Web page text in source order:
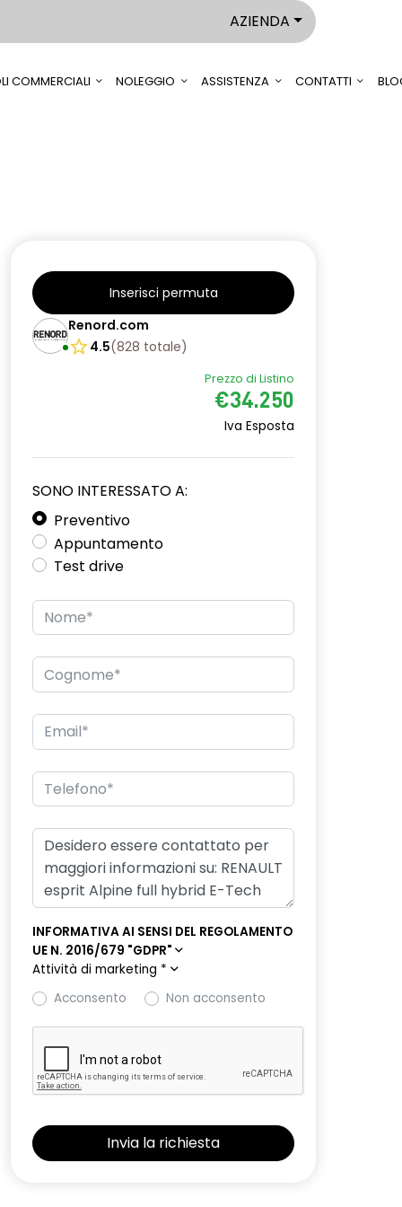
AZIENDA
COMMERCIALI NOLEGGIO ASSISTENZA CONTATTI
Inserisci permuta
Renord.com
4.5(828 totale)
Prezzo di Listino
€34.250
Iva Esposta
SONO INTERESSATO A:
Preventivo
Appuntamento
Test drive
INFORMATIVA AI SENSI DEL REGOLAMENTO
UE N. 2016/679 "GDPR"
Attività di marketing *
Acconsento
Non acconsento